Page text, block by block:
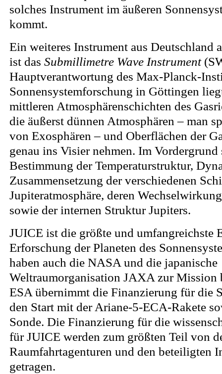
solches Instrument im äußeren
kommt.
Ein weiteres Instrument aus Deutschland
ist das Submillimetre Wave Instrument
Hauptverantwortung des Max-Planck-
Sonnensystemforschung in Göttingen
mittleren Atmosphärenschichten des
die äußerst dünnen Atmosphären – man
von Exosphären – und Oberflächen der
genau ins Visier nehmen. Im Vordergrund
Bestimmung der Temperaturstruktur,
Zusammensetzung der verschiedenen
Jupiteratmosphäre, deren
sowie der internen Struktur Jupiters.
JUICE ist die größte und umfangreichste
Erforschung der Planeten des
haben auch die NASA und die japanische
Weltraumorganisation JAXA zur Mission
ESA übernimmt die Finanzierung für die
den Start mit der Ariane-5-ECA-Rakete
Sonde. Die Finanzierung für die
für JUICE werden zum größten Teil von
Raumfahrtagenturen und den beteiligten
getragen.